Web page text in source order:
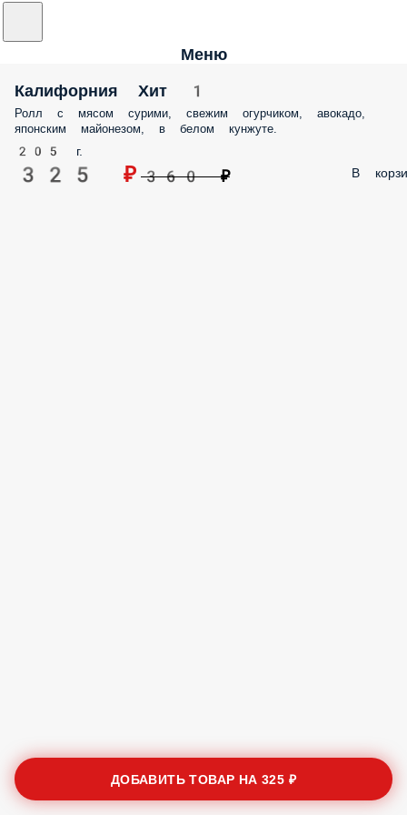
Меню
Калифорния Хит 1
Ролл с мясом сурими, свежим огурчиком, авокадо,
японским майонезом, в белом кунжуте.
205 г.
325 ₽ 360 ₽ В
ДОБАВИТЬ ТОВАР НА325 ₽